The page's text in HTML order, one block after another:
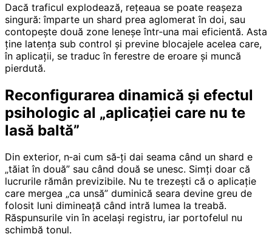
Dacă traficul explodează, rețeaua se poate reașeza
singură: împarte un shard prea aglomerat în doi, sau
contopește două zone leneșe într‑una mai eficientă. Asta
ține latența sub control și previne blocajele acelea care,
în aplicații, se traduc în ferestre de eroare și muncă
pierdută.
Reconfigurarea dinamică și efectul
psihologic al „aplicației care nu te
lasă baltă”
Din exterior, n‑ai cum să‑ți dai seama când un shard e
„tăiat în două” sau când două se unesc. Simți doar că
lucrurile rămân previzibile. Nu te trezești că o aplicație
care mergea „ca unsă” duminică seara devine greu de
folosit luni dimineață când intră lumea la treabă.
Răspunsurile vin în același registru, iar portofelul nu
schimbă tonul.